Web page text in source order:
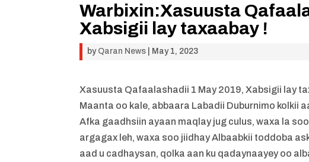
Warbixin:Xasuusta
Xabsigii lay taxaabay !
by Qaran News May 1, 2023
Xasuusta Qafaalashadii 1 May 2019, Xabsigii lay
Maanta oo kale, abbaara Labadii Duburnimo kolkii
Afka gaadhsiin ayaan maqlay jug culus, waxa la
argagax leh, waxa soo jiidhay Albaabkii toddoba
aad u cadhaysan, qolka aan ku qadaynaayey oo